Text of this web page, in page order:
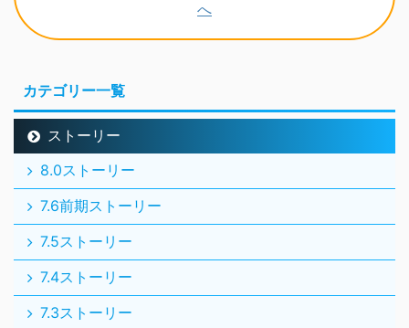
カテゴリー一覧
ストーリー
8.0ストーリー
7.6前期ストーリー
7.5ストーリー
7.4ストーリー
7.3ストーリー